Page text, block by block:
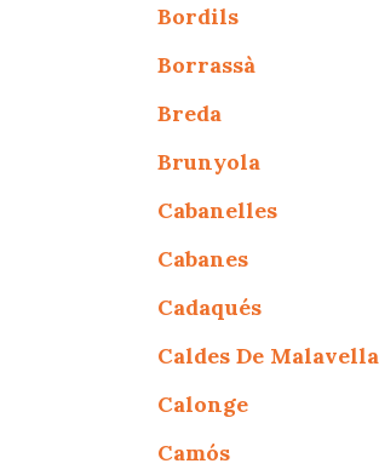
Bordils
Borrassà
Breda
Brunyola
Cabanelles
Cabanes
Cadaqués
Caldes De Malavella
Calonge
Camós